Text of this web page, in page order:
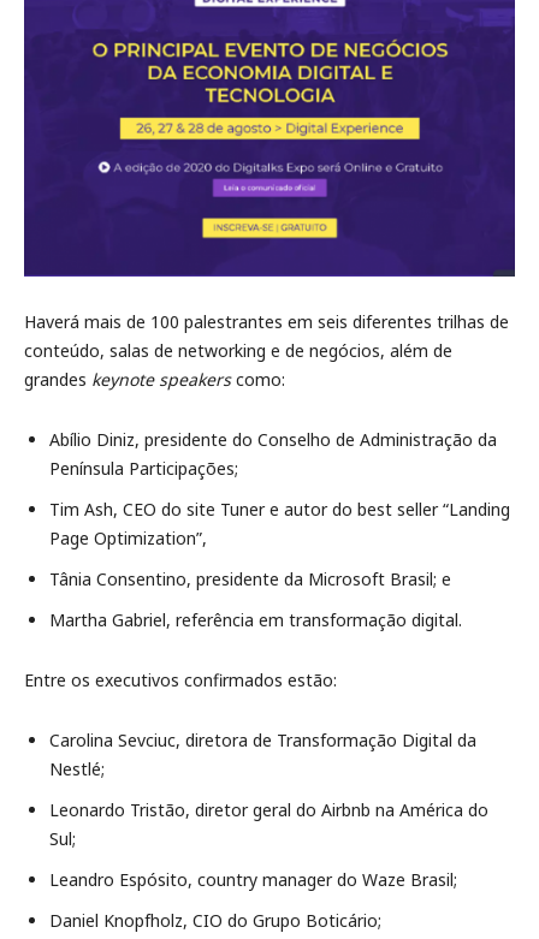
Haverá mais de 100 palestrantes em seis diferentes trilhas de
conteúdo, salas de networking e de negócios, além de
grandes keynote speakerscomo:
Abílio Diniz, presidente do Conselho de Administração da
Península Participações;
Tim Ash, CEO do site Tuner e autor do best seller “Landing
Page Optimization”,
Tânia Consentino, presidente da Microsoft Brasil; e
Martha Gabriel, referência em transformação digital.
Entre os executivos confirmados estão:
Carolina Sevciuc, diretora de Transformação Digital da
Nestlé;
Leonardo Tristão, diretor geral do Airbnb na América do
Sul;
Leandro Espósito, country manager do Waze Brasil;
Daniel Knopfholz, CIO do Grupo Boticário;